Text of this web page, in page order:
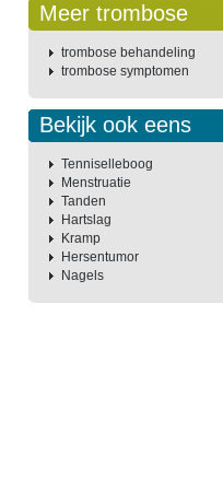
Meer trombose
trombose behandeling
trombose symptomen
Bekijk ook eens
Tenniselleboog
Menstruatie
Tanden
Hartslag
Kramp
Hersentumor
Nagels